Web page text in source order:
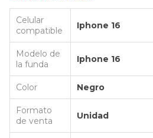
Celular
compatible
Iphone 16
Modelo de
la funda
Iphone 16
Color Negro
Formato
de venta
Unidad